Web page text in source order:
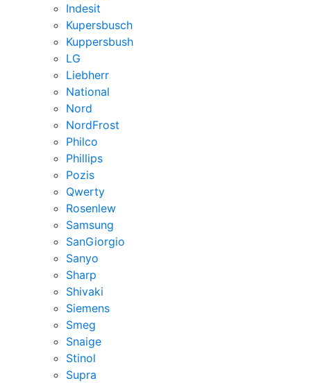
Indesit
Kupersbusch
Kuppersbush
LG
Liebherr
National
Nord
NordFrost
Philco
Phillips
Pozis
Qwerty
Rosenlew
Samsung
SanGiorgio
Sanyo
Sharp
Shivaki
Siemens
Smeg
Snaige
Stinol
Supra